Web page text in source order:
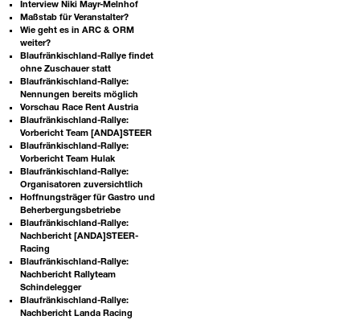
Interview Niki Mayr-Melnhof
Maßstab für Veranstalter?
Wie geht es in ARC & ORM
weiter?
Blaufränkischland-Rallye findet
ohne Zuschauer statt
Blaufränkischland-Rallye:
Nennungen bereits möglich
Vorschau Race Rent Austria
Blaufränkischland-Rallye:
Vorbericht Team [ANDA]STEER
Blaufränkischland-Rallye:
Vorbericht Team Hulak
Blaufränkischland-Rallye:
Organisatoren zuversichtlich
Hoffnungsträger für Gastro und
Beherbergungsbetriebe
Blaufränkischland-Rallye:
Nachbericht [ANDA]STEER-
Racing
Blaufränkischland-Rallye:
Nachbericht Rallyteam
Schindelegger
Blaufränkischland-Rallye:
Nachbericht Landa Racing